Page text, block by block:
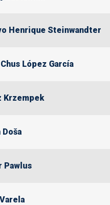
Henrique Steinwandter
López García
Krzempek
Pawlus